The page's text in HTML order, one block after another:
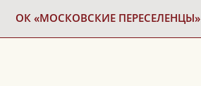
ОК «МОСКОВСКИЕ ПЕРЕСЕЛЕНЦЫ»